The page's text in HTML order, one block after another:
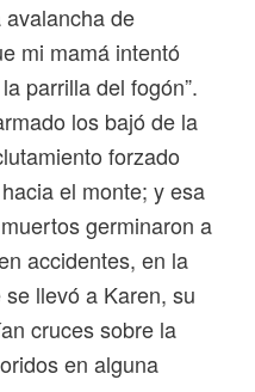
de
mi mamá intentó
parrilla del fogón”.
los bajó de la
forzado
el monte; y esa
germinaron a
accidentes, en la
llevó a Karen, su
cruces sobre la
en alguna